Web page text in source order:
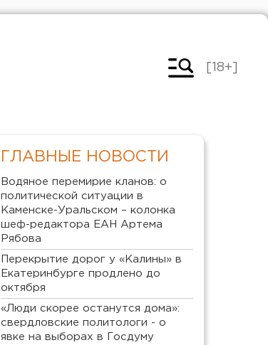
[18+]
ГЛАВНЫЕ НОВОСТИ
Водяное перемирие кланов: о
политической ситуации в
Каменске-Уральском – колонка
шеф-редактора ЕАН Артема
Рябова
Перекрытие дорог у «Калины» в
Екатеринбурге продлено до
октября
«Люди скорее останутся дома»:
свердловские политологи - о
явке на выборах в Госдуму